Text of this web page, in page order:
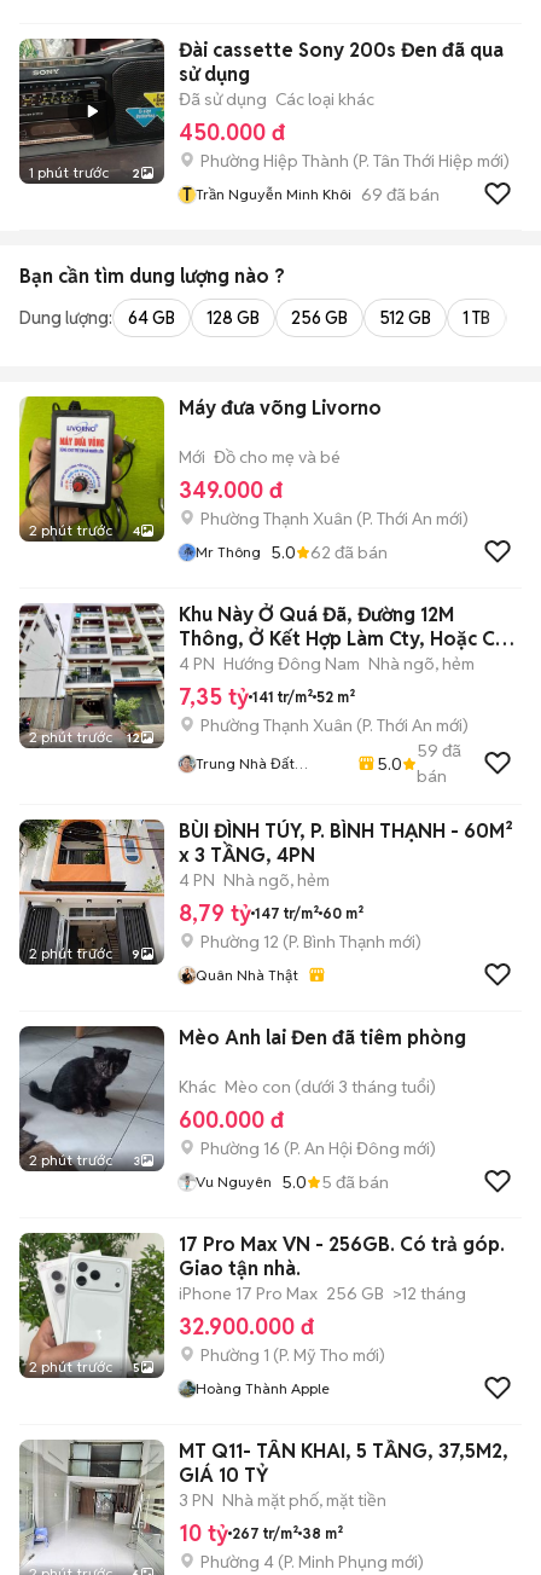
1 phút trước 2
Đài cassette Sony 200s Đen đã qua
sử dụng
Đã sử dụng Các loại khác
450.000 đ
Phường Hiệp Thành (P. Tân Thới Hiệp mới)
T Trần Nguyễn Minh Khôi 69 đã bán
Bạn cần tìm dung lượng nào ?
Dung lượng: 64 GB 128 GB 256 GB 512 GB 1 TB
2 phút trước 4
Máy đưa võng Livorno
Mới Đồ cho mẹ và bé
349.000 đ
Phường Thạnh Xuân (P. Thới An mới)
Mr Thông 5.0 62 đã bán
2 phút trước 12
Khu Này Ở Quá Đã, Đường 12M
Thông, Ở Kết Hợp Làm Cty, Hoặc Cho
Thuê
4 PN Hướng Đông Nam Nhà ngõ, hẻm
7,35 tỷ 141 tr/m² 52 m²
Phường Thạnh Xuân (P. Thới An mới)
Trung Nhà Đất
5.0
59 đã
bán
2 phút trước 9
BÙI ĐÌNH TÚY, P. BÌNH THẠNH - 60M²
x 3 TẦNG, 4PN
4 PN Nhà ngõ, hẻm
8,79 tỷ 147 tr/m² 60 m²
Phường 12 (P. Bình Thạnh mới)
Quân Nhà Thật
2 phút trước 3
Mèo Anh lai Đen đã tiêm phòng
Khác Mèo con (dưới 3 tháng tuổi)
600.000 đ
Phường 16 (P. An Hội Đông mới)
Vu Nguyên 5.0 5 đã bán
2 phút trước 5
17 Pro Max VN - 256GB. Có trả góp.
Giao tận nhà.
iPhone 17 Pro Max 256 GB >12 tháng
32.900.000 đ
Phường 1 (P. Mỹ Tho mới)
Hoàng Thành Apple
MT Q11- TÂN KHAI, 5 TẦNG, 37,5M2,
GIÁ 10 TỶ
3 PN Nhà mặt phố, mặt tiền
10 tỷ 267 tr/m² 38 m²
Phường 4 (P. Minh Phụng mới)